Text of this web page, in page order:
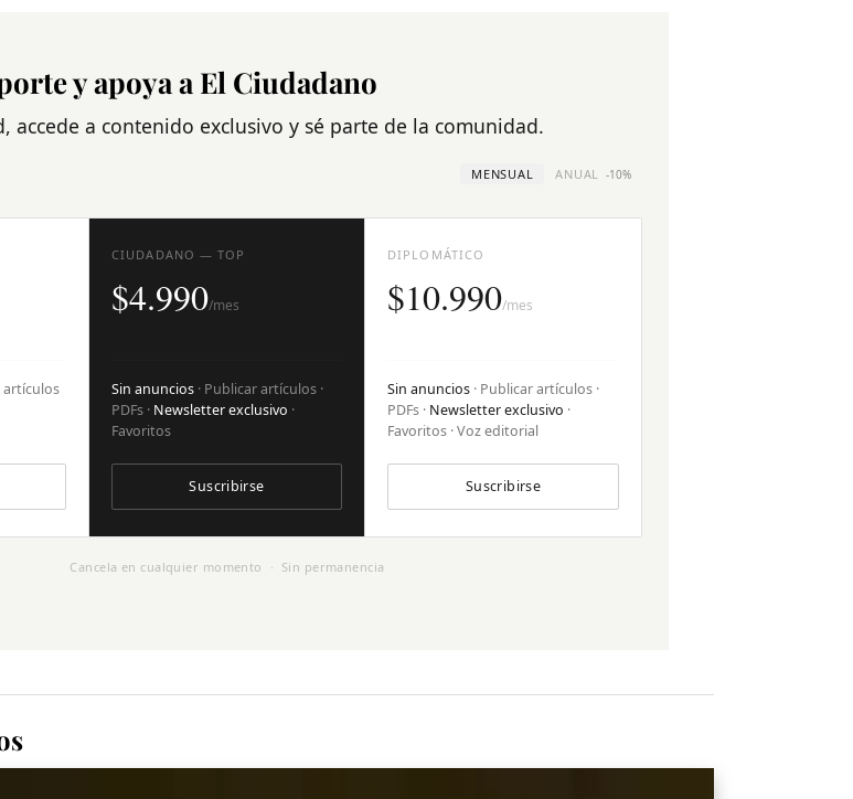
y apoya a El Ciudadano
accede a contenido exclusivo y sé parte de la comunidad.
MENSUAL ANUAL -10%
artículos
CIUDADANO — TOP
$4.990/mes
Sin anuncios · Publicar artículos ·
PDFs · Newsletter exclusivo ·
Favoritos
Suscribirse
DIPLOMÁTICO
$10.990/mes
Sin anuncios · Publicar artículos ·
PDFs · Newsletter exclusivo ·
Favoritos · Voz editorial
Suscribirse
Cancela en cualquier momento · Sin permanencia